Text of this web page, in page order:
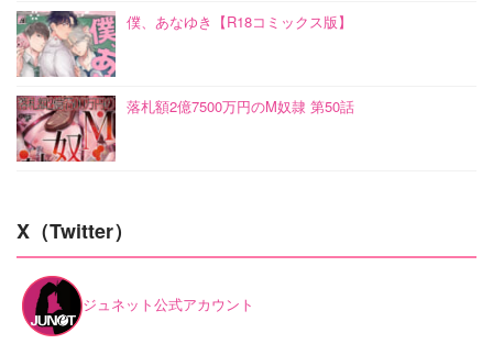
僕、あなゆき【R18コミックス版】
落札額2億7500万円のM奴隷 第50話
X（Twitter）
ジュネット公式アカウント